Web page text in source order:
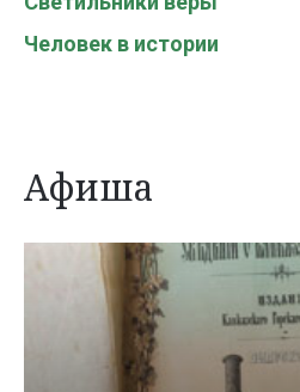
Человек в истории
Афиша